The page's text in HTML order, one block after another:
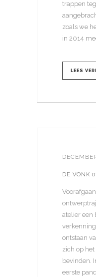
trappen
zoals we
in 2014
LEES
DE VONK
atelier een
ontstaan
zich op
bevinden.
eerste